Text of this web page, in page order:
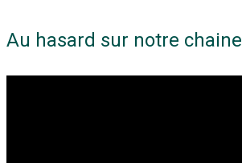
Au hasard sur notre chaine